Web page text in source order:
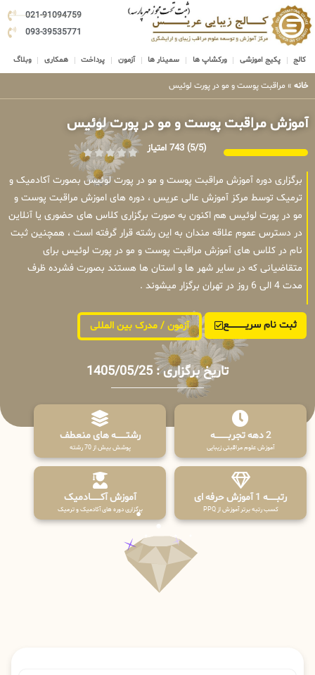
021-91094759
093-39535771
کالج پکیج اموزشی ورکشاپ ها سمینار ها آزمون پرداخت همکاری وبلاگ
خانه » مراقبت پوست و مو در پورت لوئیس
آموزش مراقبت پوست و مو در پورت لوئیس
(5/5) 743 امتیاز
برگزاری دوره آموزش مراقبت پوست و مو در پورت لوئیس بصورت آکادمیک و
ترمیک توسط مرکز آموزش عالی عریس ، دوره های اموزش مراقبت پوست و
مو در پورت لوئیس هم اکنون به صورت برگزاری کلاس های حضوری یا آنلاین
در دسترس عموم علاقه مندان به این رشته قرار گرفته است ، همچنین ثبت
نام در کلاس های آموزش مراقبت پوست و مو در پورت لوئیس برای
متقاضیانی که در سایر شهر ها و استان ها هستند بصورت فشرده ظرف
مدت 4 الی 6 روز در تهران برگزار میشوند .
ثبت نام سریــــــــــــع آزمون / مدرک بین المللی
تاریخ برگزاری : 1405/05/25
2 دهه تجربـــــــــه
آموزش علوم مراقبتی زیبایی
رشتـــــــه های منعطف
پوشش بیش از 70 رشته
رتبــــــه 1 آموزش حرفه ای
کسب رتبه برتر آموزش از PPQ
آموزش آکـــــــادمیک
برگزاری دوره های آکادمیک و ترمیک